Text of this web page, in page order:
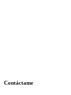
Contáctame